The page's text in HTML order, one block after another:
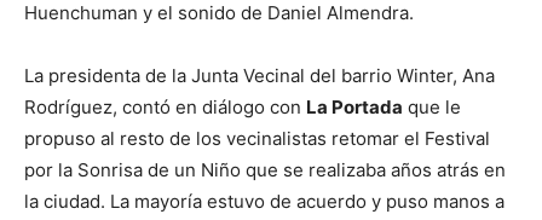
Huenchuman y el sonido de Daniel Almendra.
La presidenta de la Junta Vecinal del barrio Winter, Ana
Rodríguez, contó en diálogo con La Portada que le
propuso al resto de los vecinalistas retomar el Festival
por la Sonrisa de un Niño que se realizaba años atrás en
la ciudad. La mayoría estuvo de acuerdo y puso manos a